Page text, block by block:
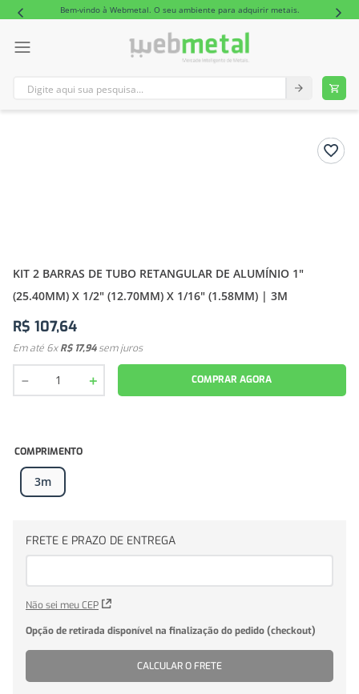
Bem-vindo à Webmetal. O seu ambiente para adquirir metais.
Digite aqui sua pesquisa...
KIT 2 BARRAS DE TUBO RETANGULAR DE ALUMÍNIO 1"
(25.40MM) X 1/2" (12.70MM) X 1/16" (1.58MM) | 3M
R$ 107,64
Em até 6xR$ 17,94sem juros
＋
－ COMPRAR AGORA
COMPRIMENTO
3m
Não sei meu CEP
CALCULAR O FRETE